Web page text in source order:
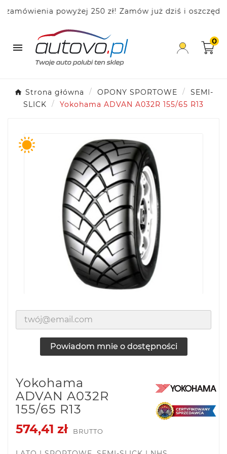
powyżej 250 zł! Zamów już dziś i oszczędzaj!

0
Strona główna OPONY SPORTOWE
SEMI-
SLICK
Yokohama ADVAN A032R 155/65 R13
Powiadom mnie o dostępności
Yokohama
ADVAN A032R
155/65 R13
574,41 zł
BRUTTO